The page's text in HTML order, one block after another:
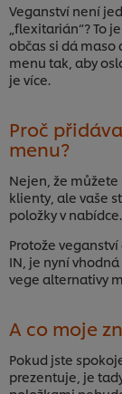
Veganství není
„flexitarián“? To
občas si dá maso
menu tak, aby
je více.
Proč
menu?
Nejen, že
klienty, ale vaše
položky v nabídce.
Protože
IN, je nyní
vege alternativy
A co moje
Pokud jste
prezentuje, je